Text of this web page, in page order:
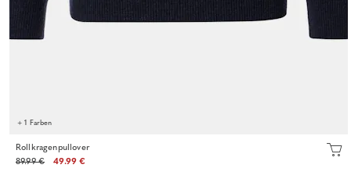
+ 1 Farben
Rollkragenpullover
89.99 €
49.99 €